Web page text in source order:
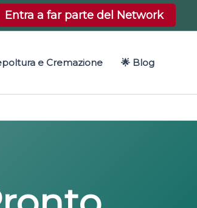
Entra a far parte del Network
e Cremazione 🌟 Blog